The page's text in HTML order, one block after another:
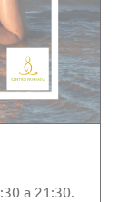
a 21:30.